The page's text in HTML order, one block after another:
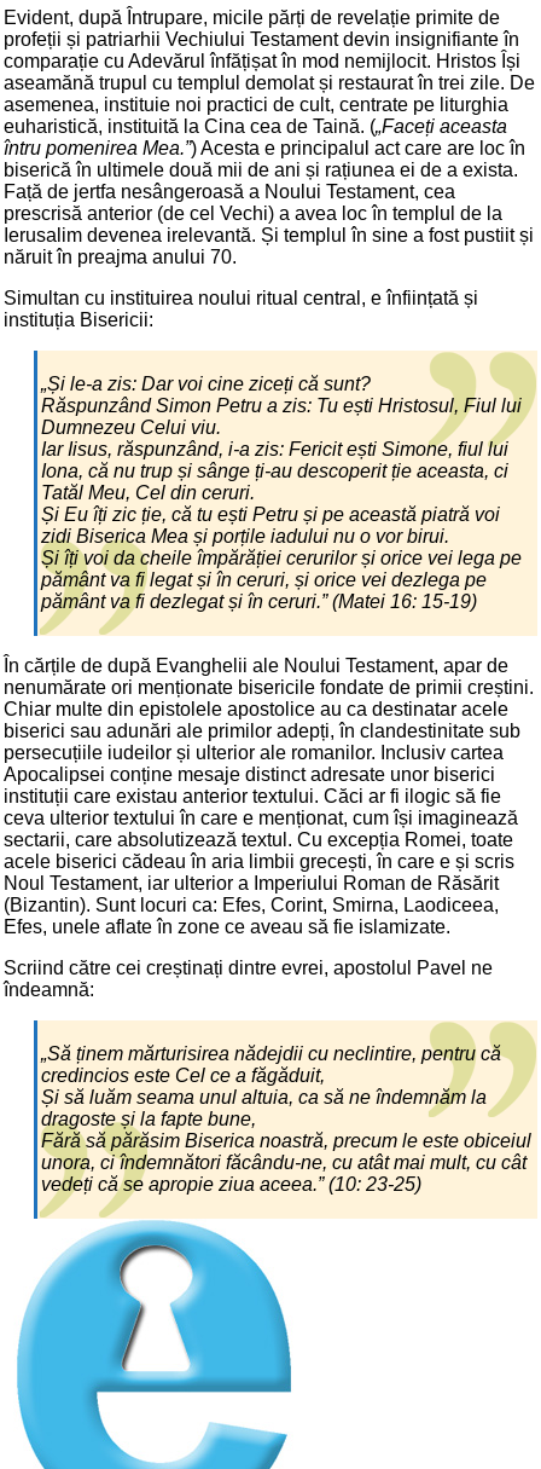
Evident, după Întrupare, micile părți de revelație primite de
profeții și patriarhii Vechiului Testament devin insignifiante în
comparație cu Adevărul înfățișat în mod nemijlocit. Hristos Își
aseamănă trupul cu templul demolat și restaurat în trei zile. De
asemenea, instituie noi practici de cult, centrate pe liturghia
euharistică, instituită la Cina cea de Taină. („Faceți aceasta
întru pomenirea Mea.”) Acesta e principalul act care are loc în
biserică în ultimele două mii de ani și rațiunea ei de a exista.
Față de jertfa nesângeroasă a Noului Testament, cea
prescrisă anterior (de cel Vechi) a avea loc în templul de la
Ierusalim devenea irelevantă. Și templul în sine a fost pustiit și
năruit în preajma anului 70.
Simultan cu instituirea noului ritual central, e înființată și
instituția Bisericii:
„Și le-a zis: Dar voi cine ziceți că sunt?
Răspunzând Simon Petru a zis: Tu ești Hristosul, Fiul lui
Dumnezeu Celui viu.
Iar Iisus, răspunzând, i-a zis: Fericit ești Simone, fiul lui
Iona, că nu trup și sânge ți-au descoperit ție aceasta, ci
Tatăl Meu, Cel din ceruri.
Și Eu îți zic ție, că tu ești Petru și pe această piatră voi
zidi Biserica Mea și porțile iadului nu o vor birui.
Și îți voi da cheile împărăției cerurilor și orice vei lega pe
pământ va fi legat și în ceruri, și orice vei dezlega pe
pământ va fi dezlegat și în ceruri.” (Matei 16: 15-19)
În cărțile de după Evanghelii ale Noului Testament, apar de
nenumărate ori menționate bisericile fondate de primii creștini.
Chiar multe din epistolele apostolice au ca destinatar acele
biserici sau adunări ale primilor adepți, în clandestinitate sub
persecuțiile iudeilor și ulterior ale romanilor. Inclusiv cartea
Apocalipsei conține mesaje distinct adresate unor biserici
instituții care existau anterior textului. Căci ar fi ilogic să fie
ceva ulterior textului în care e menționat, cum își imaginează
sectarii, care absolutizează textul. Cu excepția Romei, toate
acele biserici cădeau în aria limbii grecești, în care e și scris
Noul Testament, iar ulterior a Imperiului Roman de Răsărit
(Bizantin). Sunt locuri ca: Efes, Corint, Smirna, Laodiceea,
Efes, unele aflate în zone ce aveau să fie islamizate.
Scriind către cei creștinați dintre evrei, apostolul Pavel ne
îndeamnă:
„Să ținem mărturisirea nădejdii cu neclintire, pentru că
credincios este Cel ce a făgăduit,
Și să luăm seama unul altuia, ca să ne îndemnăm la
dragoste și la fapte bune,
Fără să părăsim Biserica noastră, precum le este obiceiul
unora, ci îndemnători făcându-ne, cu atât mai mult, cu cât
vedeți că se apropie ziua aceea.” (10: 23-25)